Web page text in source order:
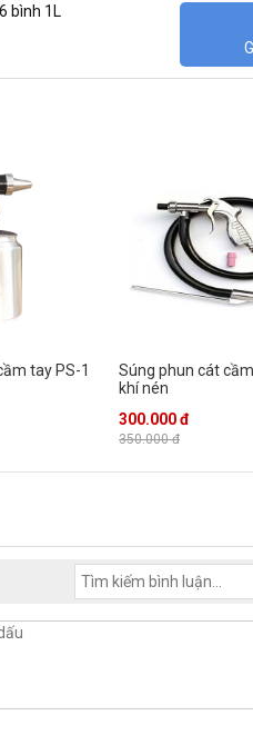
để sử dụng, bạn sẽ cần phải chuẩn
việc trên cao hay những công
sử dụng
bình 1L
tay PS-1
Súng phun cát
khí nén
300.000 đ
350.000 đ